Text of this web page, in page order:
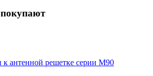
антенной решетке серии M90